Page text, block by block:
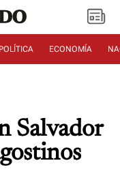
POLÍTICA ECONOMÍA
Salvador